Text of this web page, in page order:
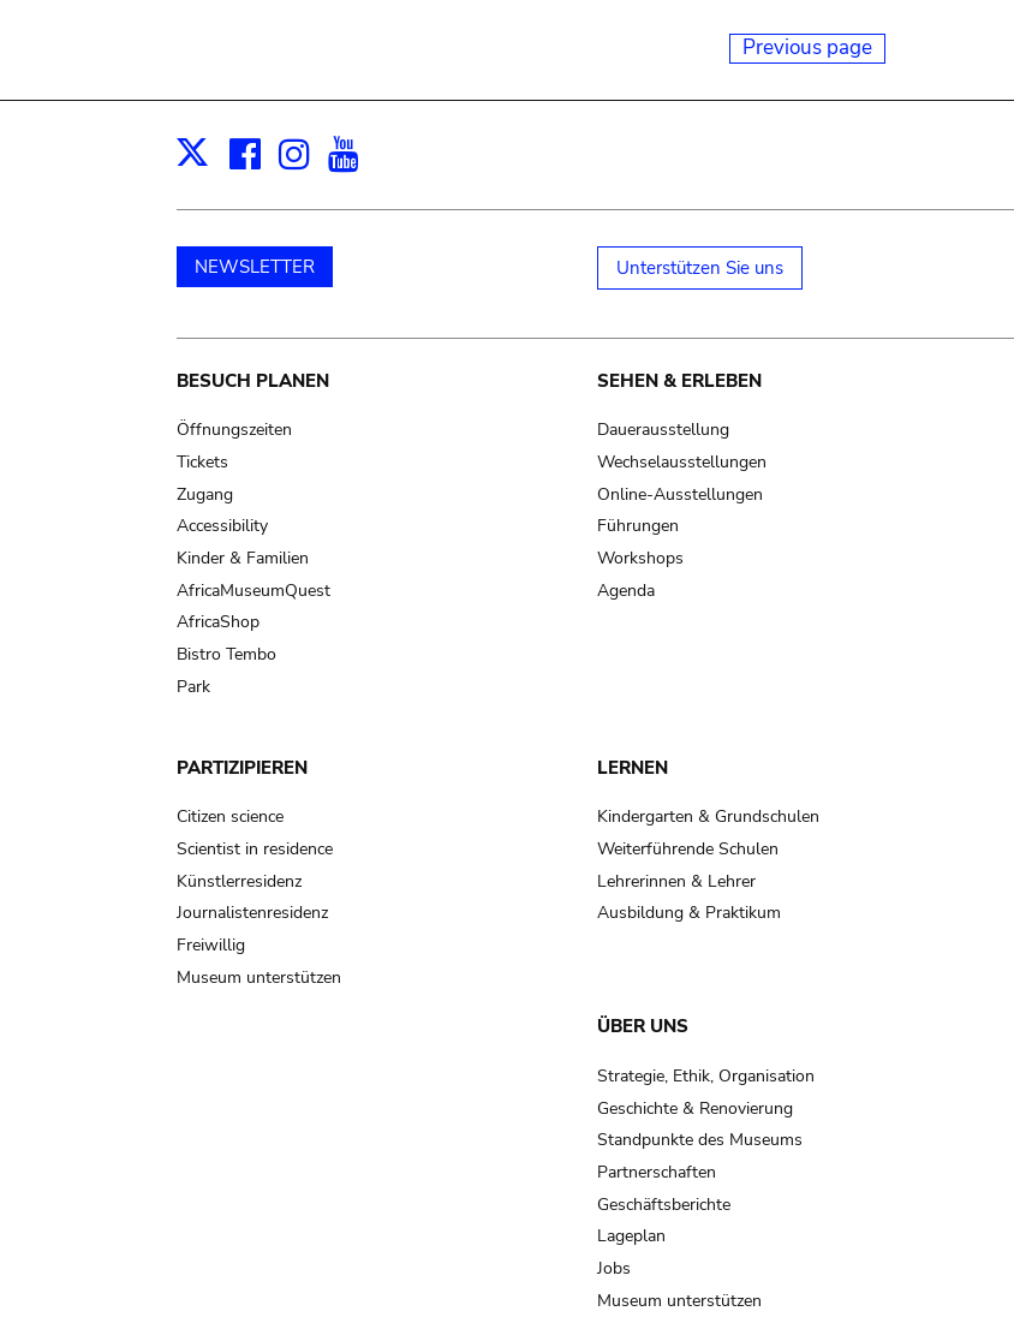
Previous page
X Facebook
Instagram
NEWSLETTER Unterstützen Sie uns
Main
navigation
BESUCH PLANEN
Öffnungszeiten
Tickets
Zugang
Accessibility
Kinder & Familien
AfricaMuseumQuest
AfricaShop
Bistro Tembo
Park
SEHEN & ERLEBEN
Dauerausstellung
Wechselausstellungen
Online-Ausstellungen
Führungen
Workshops
Agenda
PARTIZIPIEREN
Citizen science
Scientist in residence
Künstlerresidenz
Journalistenresidenz
Freiwillig
Museum unterstützen
LERNEN
Kindergarten & Grundschulen
Weiterführende Schulen
Lehrerinnen & Lehrer
Ausbildung & Praktikum
ÜBER UNS
Strategie, Ethik, Organisation
Geschichte & Renovierung
Standpunkte des Museums
Partnerschaften
Geschäftsberichte
Lageplan
Jobs
Museum unterstützen